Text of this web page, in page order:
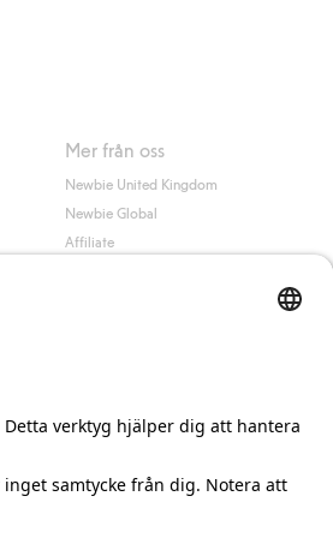
Mer från oss
Newbie United Kingdom
Newbie Global
Affiliate